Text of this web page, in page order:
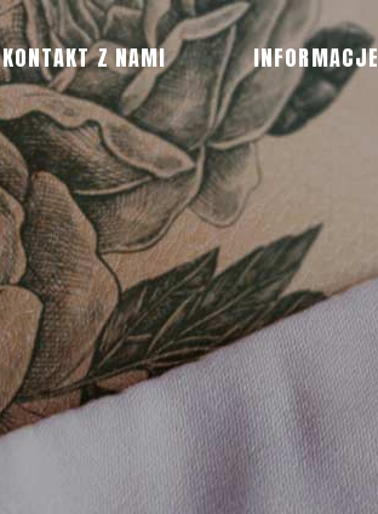
KONTAKT Z NAMI INFORMACJE